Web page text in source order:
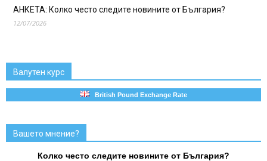
АНКЕТА: Колко често следите новините от България?
12/07/2026
Валутен курс
British Pound Exchange Rate
Вашето мнение?
Колко често следите новините от България?